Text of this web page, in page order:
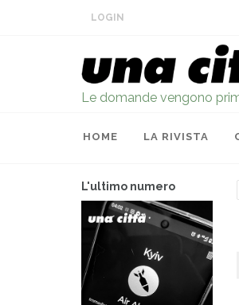
LOGIN
Le domande vengono
HOME LA RIVISTA
L'ultimo numero